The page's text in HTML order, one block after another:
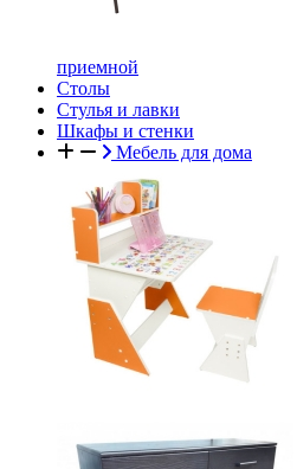
приемной
Столы
Стулья и лавки
Шкафы и стенки
Мебель для дома